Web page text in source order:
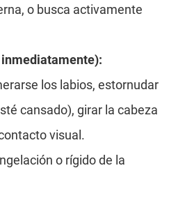
o busca activamente
inmediatamente):
los labios, estornudar
cansado), girar la cabeza
visual.
o rígido de la